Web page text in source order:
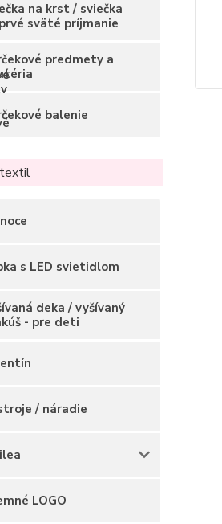
na krst / sviečka
sväté príjmanie
predmety a
balenie
textil
s LED svietidlom
deka / vyšívaný
- pre deti
/ náradie
LOGO